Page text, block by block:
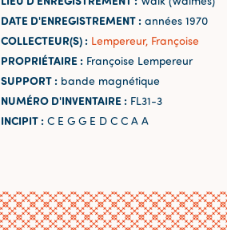
DATE D'ENREGISTREMENT : années 1970
COLLECTEUR(S) : Lempereur, Françoise
PROPRIÉTAIRE : Françoise Lempereur
SUPPORT : bande magnétique
NUMÉRO D'INVENTAIRE : FL31-3
INCIPIT : C E G G E D C C A A